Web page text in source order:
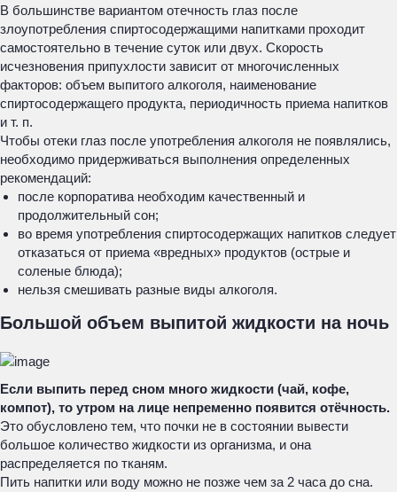
В большинстве вариантом отечность глаз после
злоупотребления спиртосодержащими напитками проходит
самостоятельно в течение суток или двух. Скорость
исчезновения припухлости зависит от многочисленных
факторов: объем выпитого алкоголя, наименование
спиртосодержащего продукта, периодичность приема напитков
и т. п.
Чтобы отеки глаз после употребления алкоголя не появлялись,
необходимо придерживаться выполнения определенных
рекомендаций:
после корпоратива необходим качественный и
продолжительный сон;
во время употребления спиртосодержащих напитков следует
отказаться от приема «вредных» продуктов (острые и
соленые блюда);
нельзя смешивать разные виды алкоголя.
Большой объем выпитой жидкости на ночь
Если выпить перед сном много жидкости (чай, кофе,
компот), то утром на лице непременно появится отёчность.
Это обусловлено тем, что почки не в состоянии вывести
большое количество жидкости из организма, и она
распределяется по тканям.
Пить напитки или воду можно не позже чем за 2 часа до сна.